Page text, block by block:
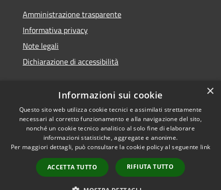
Amministrazione trasparente
Informativa privacy
Note legali
Dichiarazione di accessibilità
RSS
Accessibilità
Copyright © 2026 • Comune di
Municipium•
Accesso
redazione
×
Informazioni sui cookie
Questo sito web utilizza cookie tecnici e assimilati strettamente
necessari al corretto funzionamento e alla navigazione del sito,
nonché un cookie tecnico analitico al solo fine di elaborare
informazioni statistiche, aggregate e anonime.
Per maggiori dettagli, può consultare la cookie policy al seguente link
ACCETTA TUTTO RIFIUTA TUTTO